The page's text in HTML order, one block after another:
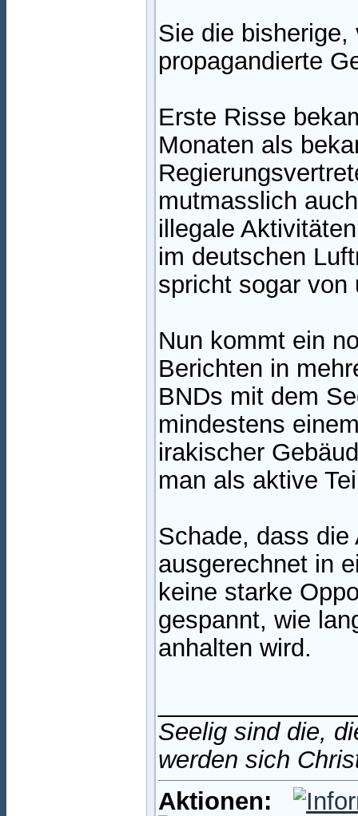
Sie die bisherige,
propagandierte
Erste Risse
Monaten als
mutmasslich
illegale
im deutschen
spricht sogar von
Nun kommt ein
Berichten in
BNDs mit dem
mindestens
irakischer
man als aktive
Schade, dass die
ausgerechnet in
keine starke
gespannt, wie
anhalten wird.
Seelig sind die,
werden sich
Aktionen: